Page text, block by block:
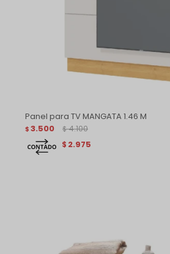
Panel para TV MANGATA 1.46 M
$ 3.500 $ 4.100
$ 2.975